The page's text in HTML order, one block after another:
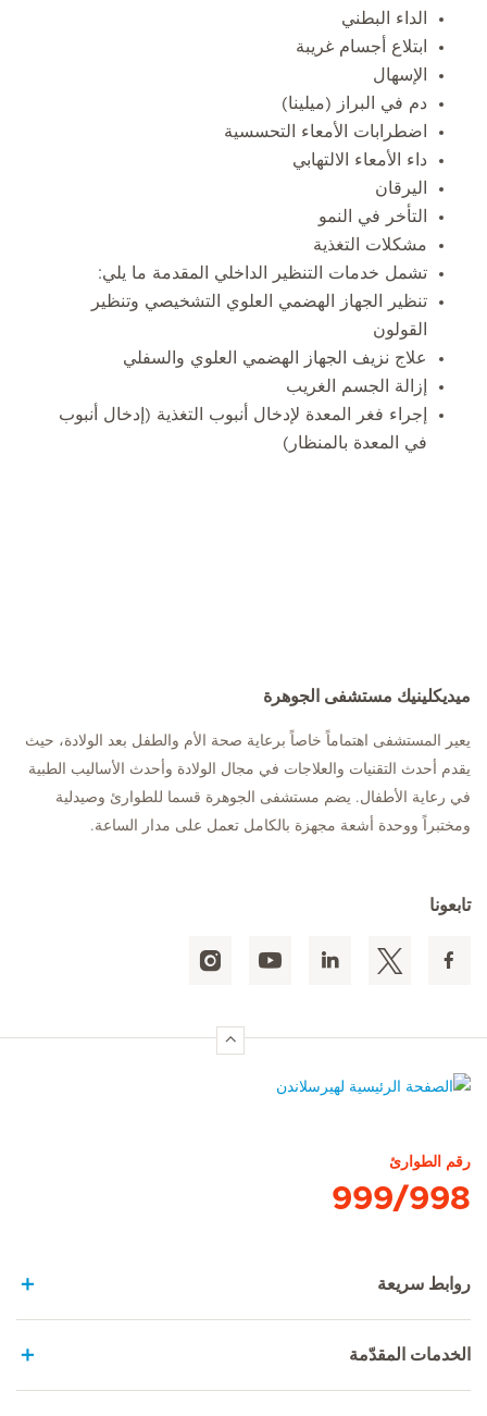
الداء البطني
ابتلاع أجسام غريبة
الإسهال
دم في البراز (ميلينا)
اضطرابات الأمعاء التحسسية
داء الأمعاء الالتهابي
اليرقان
التأخر في النمو
مشكلات التغذية
تشمل خدمات التنظير الداخلي المقدمة ما يلي:
تنظير الجهاز الهضمي العلوي التشخيصي وتنظير
القولون
علاج نزيف الجهاز الهضمي العلوي والسفلي
إزالة الجسم الغريب
إجراء فغر المعدة لإدخال أنبوب التغذية (إدخال أنبوب
في المعدة بالمنظار)
ميديكلينيك مستشفى الجوهرة
يعير المستشفى اهتماماً خاصاً برعاية صحة الأم والطفل بعد الولادة، حيث
يقدم أحدث التقنيات والعلاجات في مجال الولادة وأحدث الأساليب الطبية
في رعاية الأطفال. يضم مستشفى الجوهرة قسما للطوارئ وصيدلية
ومختبراً ووحدة أشعة مجهزة بالكامل تعمل على مدار الساعة.
تابعونا
رقم الطوارئ
999/998
روابط سريعة
الخدمات المقدّمة